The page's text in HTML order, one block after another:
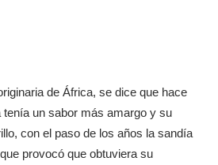
de África, se dice que hace
un sabor más amargo y su
con el paso de los años la sandía
provocó que obtuviera su